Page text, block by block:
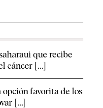
que recibe
cáncer [...]
opción favorita de los
[...]